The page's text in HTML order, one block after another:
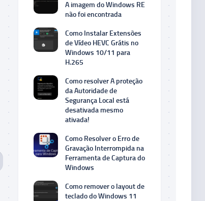
A imagem do Windows RE
não foi encontrada
Como Instalar Extensões
de Vídeo HEVC Grátis no
Windows 10/11 para
H.265
Como resolver A proteção
da Autoridade de
Segurança Local está
desativada mesmo
ativada!
Como Resolver o Erro de
Gravação Interrompida na
Ferramenta de Captura do
Windows
Como remover o layout de
teclado do Windows 11